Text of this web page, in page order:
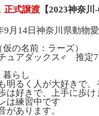
正式譲渡 【2023神奈
9月14日神奈川県動物
の名前：ラーズ）
ュアダックス♂ 推定
暮らし
明るく人が大好きで
は好きで、上手に歩け
は練習中です
があります。